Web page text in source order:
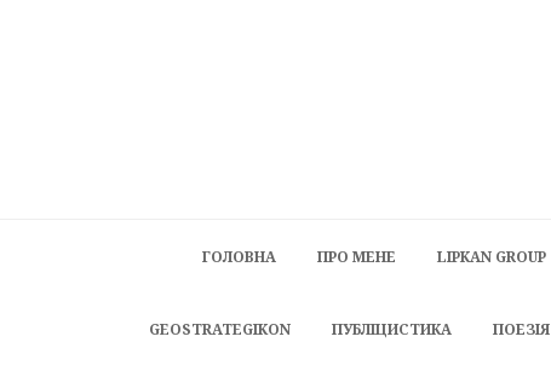
ГОЛОВНА ПРО МЕНЕ LIPKAN GROUP
GEOSTRATEGIKON ПУБЛІЦИСТИКА ПОЕЗІЯ